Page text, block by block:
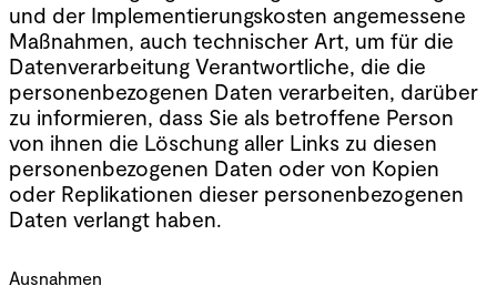
und der Implementierungskosten angemessene
Maßnahmen, auch technischer Art, um für die
Datenverarbeitung Verantwortliche, die die
personenbezogenen Daten verarbeiten, darüber
zu informieren, dass Sie als betroffene Person
von ihnen die Löschung aller Links zu diesen
personenbezogenen Daten oder von Kopien
oder Replikationen dieser personenbezogenen
Daten verlangt haben.
Ausnahmen